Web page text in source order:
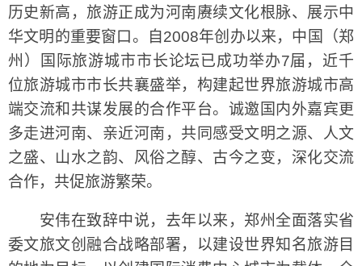
历史新高，旅游正成为河南赓续文化根脉、展示中
华文明的重要窗口。自2008年创办以来，中国（郑
州）国际旅游城市市长论坛已成功举办7届，近千
位旅游城市市长共襄盛举，构建起世界旅游城市高
端交流和共谋发展的合作平台。诚邀国内外嘉宾更
多走进河南、亲近河南，共同感受文明之源、人文
之盛、山水之韵、风俗之醇、古今之变，深化交流
合作，共促旅游繁荣。
安伟在致辞中说，去年以来，郑州全面落实省
委文旅文创融合战略部署，以建设世界知名旅游目